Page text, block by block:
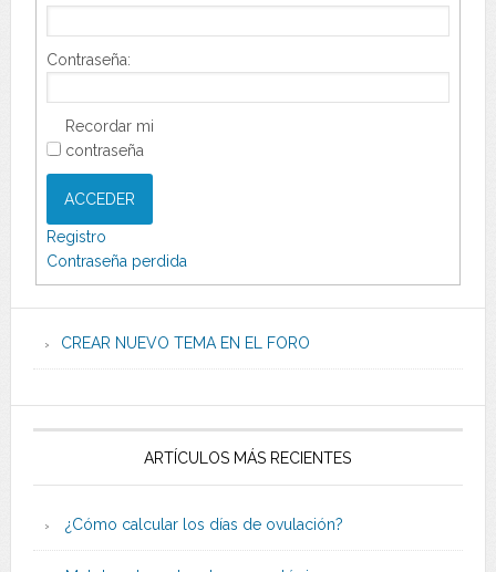
Contraseña:
Recordar mi
contraseña
ACCEDER
Registro
Contraseña perdida
CREAR NUEVO TEMA EN EL FORO
ARTÍCULOS MÁS RECIENTES
¿Cómo calcular los días de ovulación?